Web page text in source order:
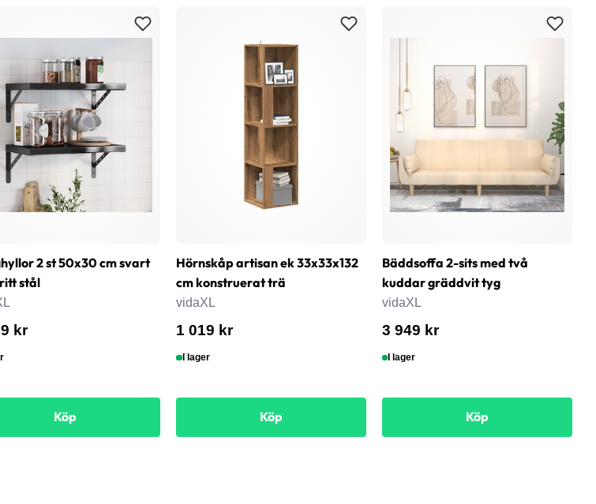
2 st 50x30 cm svart
stål
kr
Köp
Hörnskåp artisan ek 33x33x132
cm konstruerat trä
vidaXL
1 019 kr
I lager
Köp
Bäddsoffa 2-sits med två
kuddar gräddvit tyg
vidaXL
3 949 kr
I lager
Köp